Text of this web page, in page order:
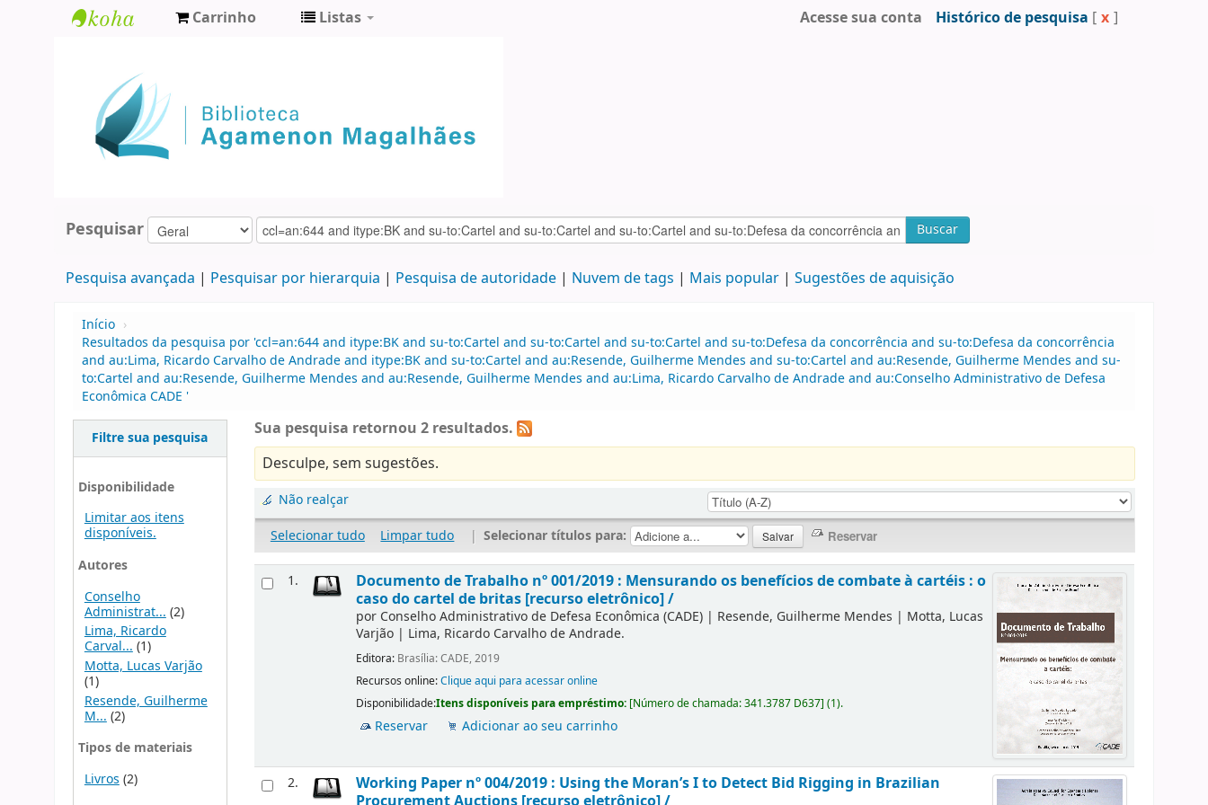
Agamenon
Magalhães
Carrinho Listas Acesse sua conta Histórico de pesquisa [ x ]
Pesquisar Buscar
Pesquisa avançada Pesquisar por hierarquia Pesquisa de autoridade Nuvem de tags Mais popular Sugestões de aquisição
Início ›
Resultados da pesquisa por 'ccl=an:644 and itype:BK and su-to:Cartel and su-to:Cartel and su-to:Cartel and su-to:Defesa da concorrência and su-to:Defesa da concorrência
and au:Lima, Ricardo Carvalho de Andrade and itype:BK and su-to:Cartel and au:Resende, Guilherme Mendes and su-to:Cartel and au:Resende, Guilherme Mendes and su-
to:Cartel and au:Resende, Guilherme Mendes and au:Resende, Guilherme Mendes and au:Lima, Ricardo Carvalho de Andrade and au:Conselho Administrativo de Defesa
Econômica CADE '
Filtre sua pesquisa
Disponibilidade
Limitar aos itens
disponíveis.
Autores
Conselho
Administrat... (2)
Lima, Ricardo
Carval...(1)
Motta, Lucas Varjão
(1)
Resende, Guilherme
M... (2)
Tipos de materiais
Livros (2)
Sua pesquisa retornou 2 resultados.
Desculpe, sem sugestões.
Não realçar
Selecionar tudo
Limpar tudo | Selecionar títulos para:
1.
Documento de Trabalho nº 001/2019 : Mensurando os benefícios de combate à cartéis : o
caso do cartel de britas [recurso eletrônico] /
por Conselho Administrativo de Defesa Econômica (CADE) | Resende, Guilherme Mendes | Motta, Lucas
Varjão | Lima, Ricardo Carvalho de Andrade.
Editora: Brasília: CADE, 2019
Recursos online:Clique aqui para acessar online
Disponibilidade:Itens disponíveis para empréstimo: [Número de chamada:341.3787 D637](1).
Reservar Adicionar ao seu carrinho
2.
Working Paper nº 004/2019 : Using the Moran’s I to Detect Bid Rigging in Brazilian